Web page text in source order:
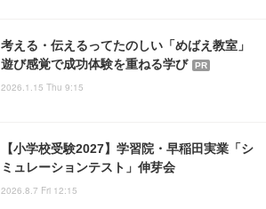
考える・伝えるってたのしい「めばえ教室」
遊び感覚で成功体験を重ねる学び
PR
2026.1.15 Thu 9:15
【小学校受験2027】学習院・早稲田実業「シ
ミュレーションテスト」伸芽会
2026.8.7 Fri 12:15